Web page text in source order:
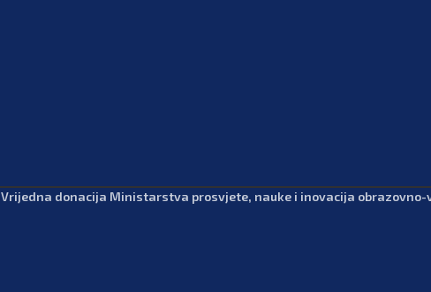
Vrijedna donacija Ministarstva prosvjete, nauke i inovacija obrazovno-